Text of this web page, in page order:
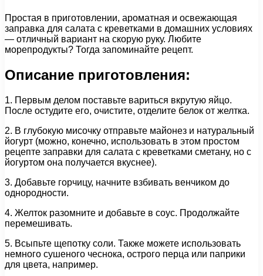
Простая в приготовлении, ароматная и освежающая
заправка для салата с креветками в домашних условиях
— отличный вариант на скорую руку. Любите
морепродукты? Тогда запоминайте рецепт.
Описание приготовления:
1. Первым делом поставьте вариться вкрутую яйцо.
После остудите его, очистите, отделите белок от желтка.
2. В глубокую мисочку отправьте майонез и натуральный
йогурт (можно, конечно, использовать в этом простом
рецепте заправки для салата с креветками сметану, но с
йогуртом она получается вкуснее).
3. Добавьте горчицу, начните взбивать венчиком до
однородности.
4. Желток разомните и добавьте в соус. Продолжайте
перемешивать.
5. Всыпьте щепотку соли. Также можете использовать
немного сушеного чеснока, острого перца или паприки
для цвета, например.